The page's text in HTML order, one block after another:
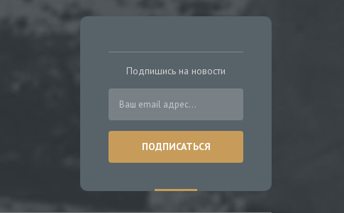
Подпишись на новости